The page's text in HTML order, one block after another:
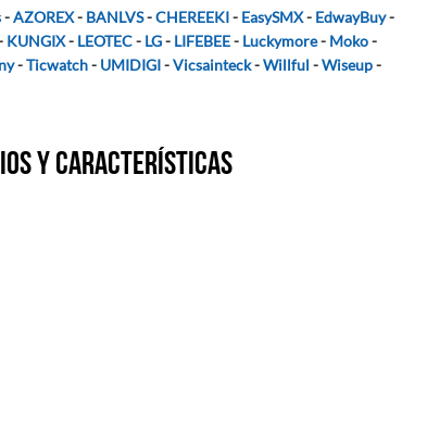
-AZOREX- BANLVS-CHEREEKI- EasySMX- EdwayBuy-
KUNGIX- LEOTEC- LG- LIFEBEE- Luckymore- Moko-
-Ticwatch- UMIDIGI-Vicsainteck-Willful -Wiseup-
y características